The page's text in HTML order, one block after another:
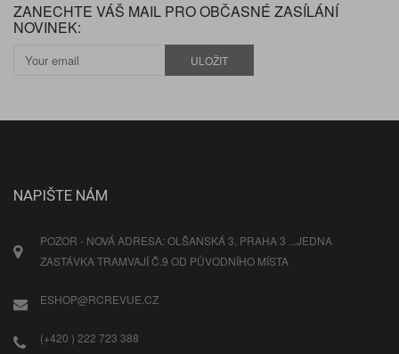
ZANECHTE VÁŠ MAIL PRO OBČASNÉ ZASÍLÁNÍ
NOVINEK:
ULOŽIT
NAPIŠTE NÁM
POZOR - NOVÁ ADRESA: OLŠANSKÁ 3, PRAHA 3 ...JEDNA
ZASTÁVKA TRAMVAJÍ Č.9 OD PŮVODNÍHO MÍSTA
ESHOP@RCREVUE.CZ
(+420 ) 222 723 388